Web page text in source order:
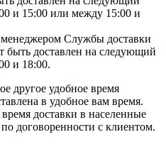
и 15:00 или между 15:00 и
менеджером Службы доставки
быть доставлен на следующий
и 18:00.
другое удобное время
в удобное вам время.
доставки в населенные
договоренности с клиентом.